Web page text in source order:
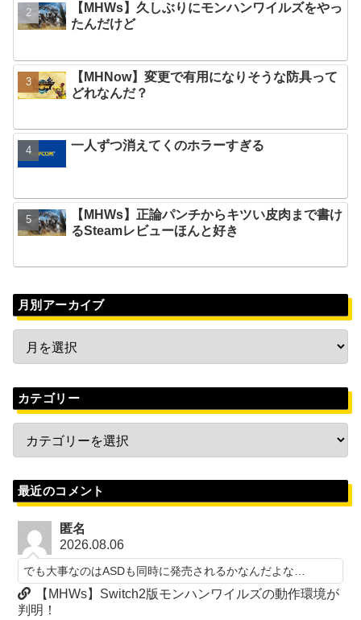
【MHWs】久しぶりにモンハンワイルズをやっ
たんだけど
【MHNow】変更で有用になりそうな防具って
どれなんだ？
一人ずつ消えてくのホラーすぎる
【MHWs】正論パンチからキツい皮肉まで書け
るSteamレビューほんと好き
月別アーカイブ
カテゴリー
最近のコメント
匿名
2026.08.06
でも大事なのはASDも同時に発売されるかなんだよな…
【MHWs】Switch2版モンハンワイルズの動作環境が
判明！